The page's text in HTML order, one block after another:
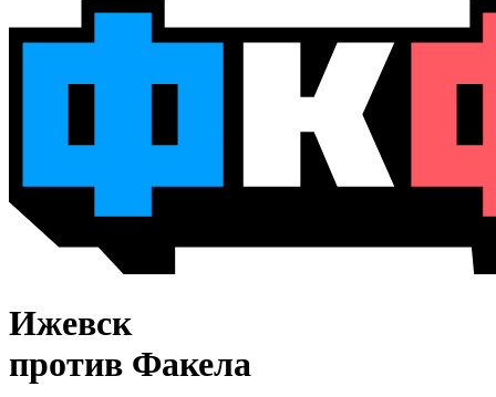
Ижевск
против Факела